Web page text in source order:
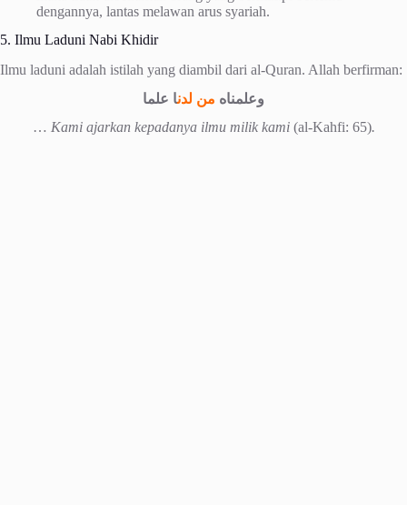
dengannya, lantas melawan arus syariah.
5. Ilmu Laduni Nabi Khidir
Ilmu laduni adalah istilah yang diambil dari al-Quran. Allah berfirman:
وعلمناه من لدنا علما
… Kami ajarkan kepadanya ilmu milik kami (al-Kahfi: 65).